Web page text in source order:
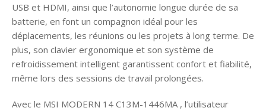
USB et HDMI, ainsi que l’autonomie longue durée de sa
batterie, en font un compagnon idéal pour les
déplacements, les réunions ou les projets à long terme. De
plus, son clavier ergonomique et son système de
refroidissement intelligent garantissent confort et fiabilité,
même lors des sessions de travail prolongées.
Avec le MSI MODERN 14 C13M-1446MA , l’utilisateur